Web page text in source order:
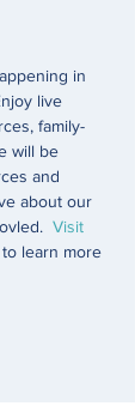
in
live
family-
will be
and
about our
Visit
to learn more